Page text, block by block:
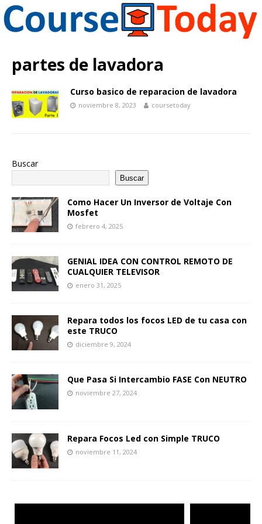
partes de lavadora
Curso basico de reparacion de lavadora
noviembre 8, 2023 coursetoday
Buscar
Buscar
Como Hacer Un Inversor de Voltaje Con
Mosfet
febrero 4, 2025
GENIAL IDEA CON CONTROL REMOTO DE
CUALQUIER TELEVISOR
enero 31, 2025
Repara todos los focos LED de tu casa con
este TRUCO
diciembre 9, 2024
Que Pasa Si Intercambio FASE Con NEUTRO
noviembre 27, 2024
Repara Focos Led con Simple TRUCO
noviembre 11, 2024